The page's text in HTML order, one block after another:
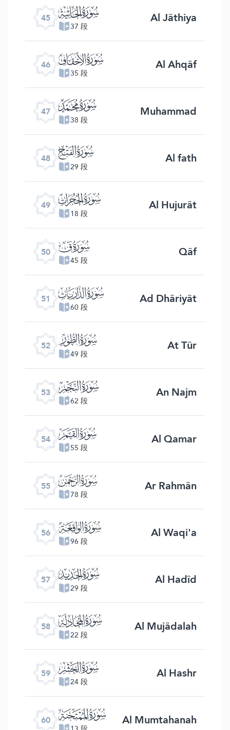
45 ﯚ
37 段 Al Jâthiya
46 ﯛ
35 段 Al Ahqâf
47 ﯜ
38 段 Muhammad
48 ﯝ
29 段 Al fath
49 ﯞ
18 段 Al Hujurât
50 ﯟ
45 段 Qâf
51 ﯠ
60 段 Ad Dhâriyât
52 ﯡ
49 段 At Tûr
53 ﯢ
62 段 An Najm
54 ﯣ
55 段 Al Qamar
55 ﯤ
78 段 Ar Rahmân
56 ﯥ
96 段 Al Waqi'a
57 ﯦ
29 段 Al Hadîd
58 ﯧ
22 段 Al Mujâdalah
59 ﯨ
24 段 Al Hashr
60 ﯩ Al Mumtahanah